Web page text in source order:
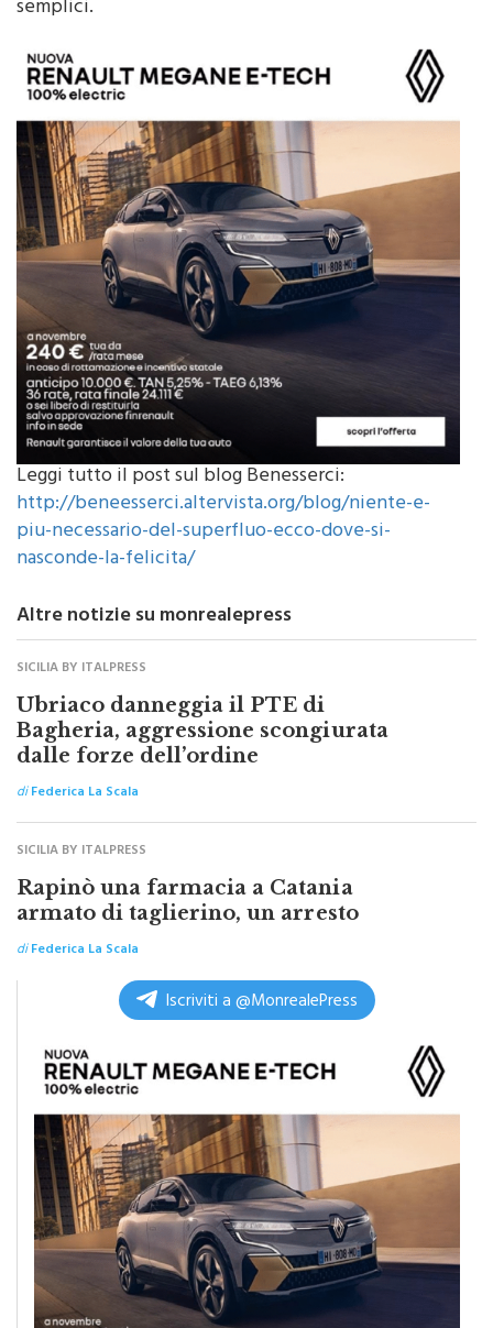
Leggi tutto il post sul blog Benesserci:
http://beneesserci.altervista.org/blog/niente-e-
piu-necessario-del-superfluo-ecco-dove-si-
nasconde-la-felicita/
SICILIA BY ITALPRESS
Ubriaco danneggia il PTE di
Bagheria, aggressione scongiurata
dalle forze dell’ordine
diFederica La Scala
SICILIA BY ITALPRESS
Rapinò una farmacia a Catania
armato di taglierino, un arresto
diFederica La Scala
Iscriviti a @MonrealePress